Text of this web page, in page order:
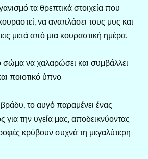
τα θρεπτικά στοιχεία που
να αναπλάσει τους μυς και
μετά από μια κουραστική ημέρα.
σώμα να χαλαρώσει και συμβάλλει
ποιοτικό ύπνο.
βράδυ, το αυγό παραμένει ένας
για την υγεία μας, αποδεικνύοντας
κρύβουν συχνά τη μεγαλύτερη